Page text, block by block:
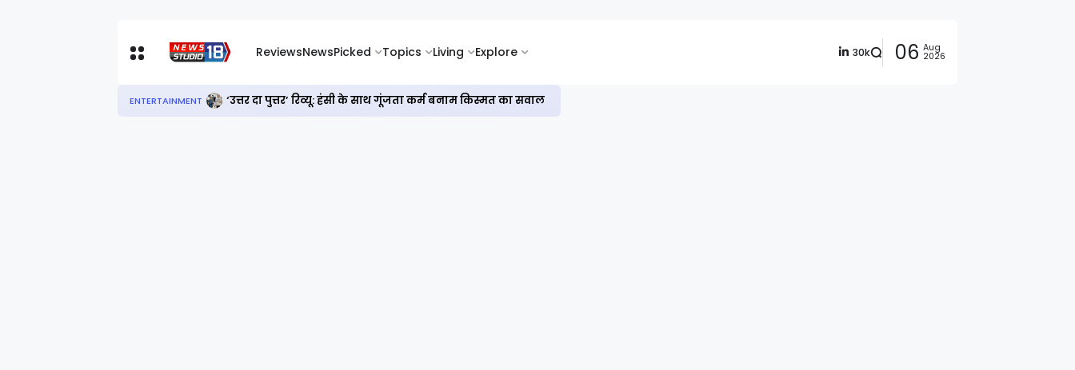
ReviewsNewsPicked Topics Living Explore 30k 06 Aug
2026
ENTERTAINMENT ‘दुल्हनिया ले आएगी’ शादी नहीं, सोच बदलने की कहानी